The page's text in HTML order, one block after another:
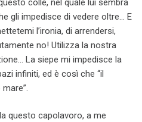
gli impedisce di vedere oltre… E
l’ironia, di arrendersi,
no! Utilizza la nostra
La siepe mi impedisce la
infiniti, ed è così che “il
questo capolavoro, a me